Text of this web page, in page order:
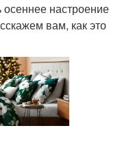
осеннее настроение
вам, как это